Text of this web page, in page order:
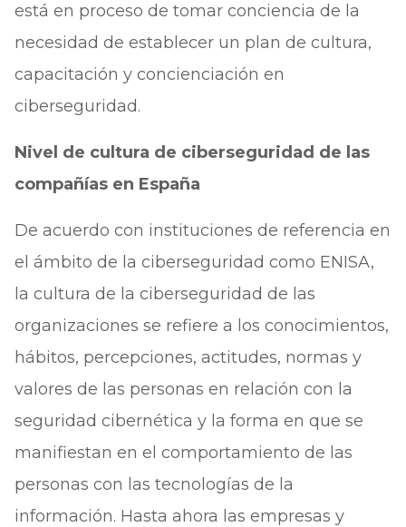
está en proceso de tomar conciencia de la
necesidad de establecer un plan de cultura,
capacitación y concienciación en
ciberseguridad.
Nivel de cultura de ciberseguridad de las
compañías en España
De acuerdo con instituciones de referencia en
el ámbito de la ciberseguridad como ENISA,
la cultura de la ciberseguridad de las
organizaciones se refiere a los conocimientos,
hábitos, percepciones, actitudes, normas y
valores de las personas en relación con la
seguridad cibernética y la forma en que se
manifiestan en el comportamiento de las
personas con las tecnologías de la
información. Hasta ahora las empresas y